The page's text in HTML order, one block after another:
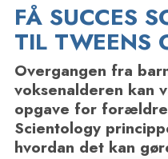
FÅ SUCCES
TIL TWEENS
Overgangen fra
voksenalderen kan
opgave for
Scientology
hvordan det kan